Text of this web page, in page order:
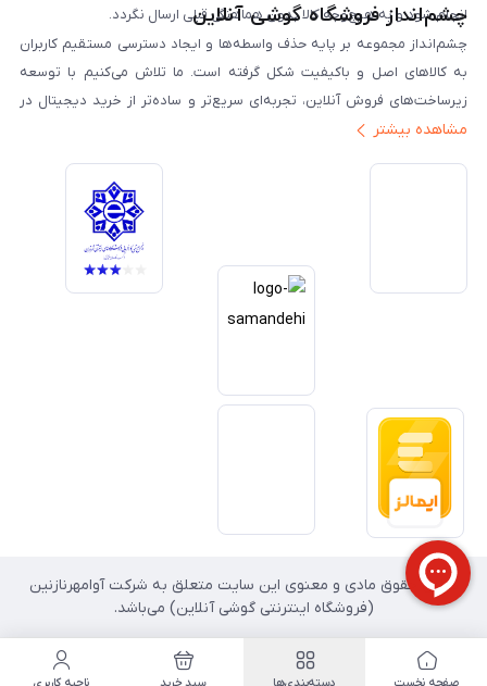
انجام شود و به هیچ‌وجه کالا بدون هماهنگی قبلی ارسال نگردد.
چشم‌انداز فروشگاه گوشی آنلاین
چشم‌انداز مجموعه بر پایه حذف واسطه‌ها و ایجاد دسترسی مستقیم کاربران
به کالاهای اصل و باکیفیت شکل گرفته است. ما تلاش می‌کنیم با توسعه
زیرساخت‌های فروش آنلاین، تجربه‌ای سریع‌تر و ساده‌تر از خرید دیجیتال در
ایران ارائه دهیم. تبدیل‌شدن به مرجعی قابل اعتماد برای خرید کالای دیجیتال،
خدمات و به‌روزرسانی مداوم محصولات، مسیر ما را روشن‌تر می‌کند. ما باور
داریم آینده بازار دیجیتال متعلق به کسب‌وکارهایی است که صداقت و شفافیت
را در اولویت قرار می‌دهند. گوشی آنلاین با تکیه بر تجربه و تخصص، با قدرت به
سمت تحقق این چشم‌انداز حرکت می‌کند.
مشاهده بیشتر
تمامی حقوق مادی و معنوی این سایت متعلق به شرکت آوامهرنازنین
(فروشگاه اینترنتی گوشی آنلاین) می‌باشد.
صفحه نخست دسته‌بندی‌ها سبد خرید ناحیه کاربری